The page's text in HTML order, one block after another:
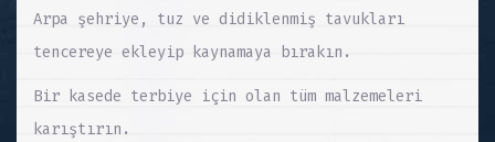
Arpa şehriye, tuz ve didiklenmiş tavukları
tencereye ekleyip kaynamaya bırakın.
Bir kasede terbiye için olan tüm malzemeleri
karıştırın.